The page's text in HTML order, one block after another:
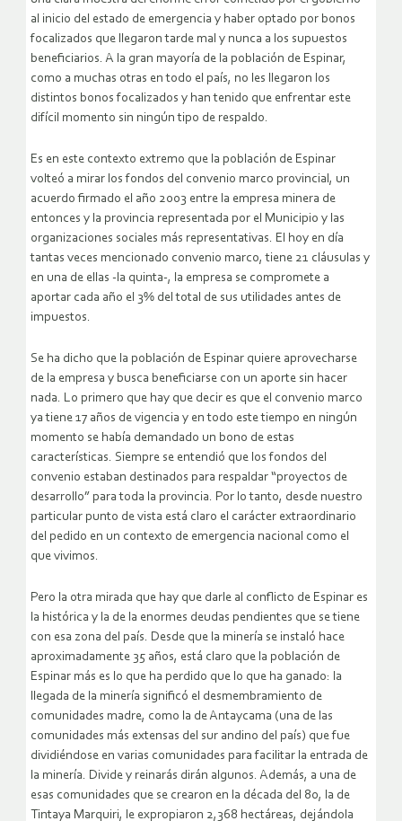
al inicio del estado de emergencia y haber optado por bonos
focalizados que llegaron tarde mal y nunca a los supuestos
beneficiarios. A la gran mayoría de la población de Espinar,
como a muchas otras en todo el país, no les llegaron los
distintos bonos focalizados y han tenido que enfrentar este
difícil momento sin ningún tipo de respaldo.
Es en este contexto extremo que la población de Espinar
volteó a mirar los fondos del convenio marco provincial, un
acuerdo firmado el año 2003 entre la empresa minera de
entonces y la provincia representada por el Municipio y las
organizaciones sociales más representativas. El hoy en día
tantas veces mencionado convenio marco, tiene 21 cláusulas y
en una de ellas -la quinta-, la empresa se compromete a
aportar cada año el 3% del total de sus utilidades antes de
impuestos.
Se ha dicho que la población de Espinar quiere aprovecharse
de la empresa y busca beneficiarse con un aporte sin hacer
nada. Lo primero que hay que decir es que el convenio marco
ya tiene 17 años de vigencia y en todo este tiempo en ningún
momento se había demandado un bono de estas
características. Siempre se entendió que los fondos del
convenio estaban destinados para respaldar “proyectos de
desarrollo” para toda la provincia. Por lo tanto, desde nuestro
particular punto de vista está claro el carácter extraordinario
del pedido en un contexto de emergencia nacional como el
que vivimos.
Pero la otra mirada que hay que darle al conflicto de Espinar es
la histórica y la de la enormes deudas pendientes que se tiene
con esa zona del país. Desde que la minería se instaló hace
aproximadamente 35 años, está claro que la población de
Espinar más es lo que ha perdido que lo que ha ganado: la
llegada de la minería significó el desmembramiento de
comunidades madre, como la de Antaycama (una de las
comunidades más extensas del sur andino del país) que fue
dividiéndose en varias comunidades para facilitar la entrada de
la minería. Divide y reinarás dirán algunos. Además, a una de
esas comunidades que se crearon en la década del 80, la de
Tintaya Marquiri, le expropiaron 2,368 hectáreas, dejándola